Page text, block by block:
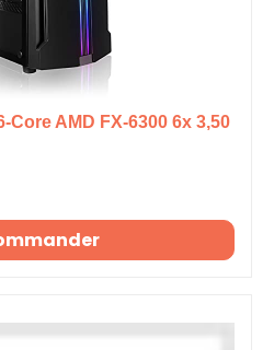
Core AMD FX-6300 6x 3,50